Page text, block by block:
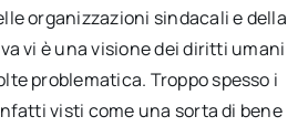
organizzazioni sindacali e della
vi è una visione dei diritti umani
problematica. Troppo spesso i
visti come una sorta di bene